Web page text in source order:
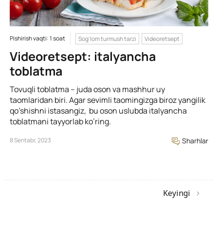
Pishirish vaqti: 1 soat Sog'lom turmush tarzi Videoretsept
Videoretsept: italyancha
toblatma
Tovuqli toblatma – juda oson va mashhur uy
taomlaridan biri. Agar sevimli taomingizga biroz yangilik
qo’shishni istasangiz, bu oson uslubda italyancha
toblatmani tayyorlab ko’ring.
8 Sentabr, 2023 Sharhlar
Keyingi